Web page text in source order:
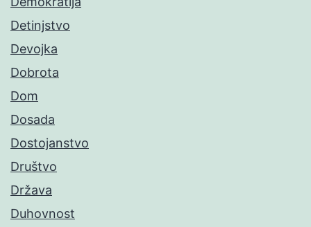
Detinjstvo
Devojka
Dobrota
Dom
Dosada
Dostojanstvo
Društvo
Država
Duhovnost